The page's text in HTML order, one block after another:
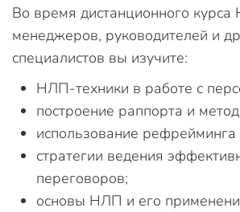
Во время дистанционного
менеджеров, руководителей и
специалистов вы изучите:
НЛП-техники в работе с
построение раппорта и
использование рефрейминга
стратегии ведения
переговоров;
основы НЛП и его